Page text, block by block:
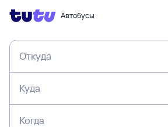
Автобусы
Откуда
Куда
Когда